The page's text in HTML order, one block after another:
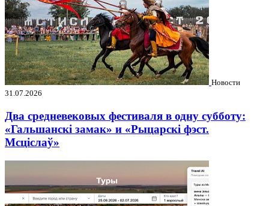
Новости
31.07.2026
Два средневековых фестиваля в одну субботу:
«Гальшанскі замак» и «Рыцарскі фэст.
Мсціслаў»